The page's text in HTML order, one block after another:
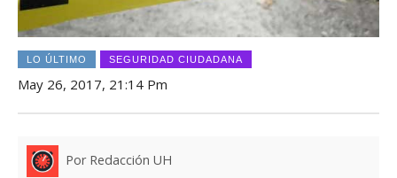
LO ÚLTIMO SEGURIDAD CIUDADANA
May 26, 2017, 21:14 Pm
Por Redacción UH